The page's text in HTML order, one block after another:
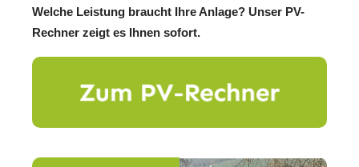
Welche Leistung braucht Ihre Anlage? Unser PV-
Rechner zeigt es Ihnen sofort.